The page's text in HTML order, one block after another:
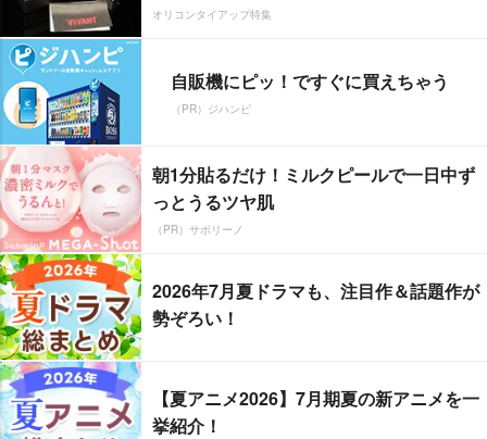
オリコンタイアップ特集
自販機にピッ！ですぐに買えちゃう
（PR）ジハンピ
朝1分貼るだけ！ミルクピールで一日中ず
っとうるツヤ肌
（PR）サボリーノ
2026年7月夏ドラマも、注目作＆話題作が
勢ぞろい！
【夏アニメ2026】7月期夏の新アニメを一
挙紹介！